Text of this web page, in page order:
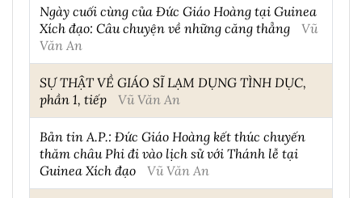
Ngày cuối cùng của Đức Giáo Hoàng tại Guinea
Xích đạo: Câu chuyện về những căng thẳng
Vũ
Văn An
SỰ THẬT VỀ GIÁO SĨ LẠM DỤNG TÌNH DỤC,
phần 1, tiếp
Vũ Văn An
Bản tin A.P.: Đức Giáo Hoàng kết thúc chuyến
thăm châu Phi đi vào lịch sử với Thánh lễ tại
Guinea Xích đạo
Vũ Văn An